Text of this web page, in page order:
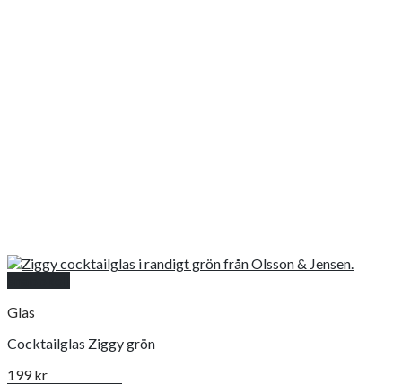
Glas
Cocktailglas Ziggy grön
199kr